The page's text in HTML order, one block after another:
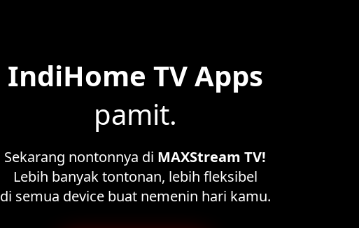
IndiHome TV Apps
pamit.
Sekarang nontonnya di MAXStream TV!
Lebih banyak tontonan, lebih fleksibel
di semua device buat nemenin hari kamu.